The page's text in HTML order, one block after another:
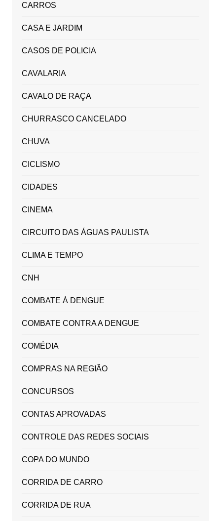
CARROS
CASA E JARDIM
CASOS DE POLICIA
CAVALARIA
CAVALO DE RAÇA
CHURRASCO CANCELADO
CHUVA
CICLISMO
CIDADES
CINEMA
CIRCUITO DAS ÁGUAS PAULISTA
CLIMA E TEMPO
CNH
COMBATE À DENGUE
COMBATE CONTRA A DENGUE
COMÉDIA
COMPRAS NA REGIÃO
CONCURSOS
CONTAS APROVADAS
CONTROLE DAS REDES SOCIAIS
COPA DO MUNDO
CORRIDA DE CARRO
CORRIDA DE RUA